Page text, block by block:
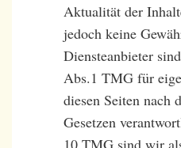
Aktualität der
jedoch keine
Diensteanbieter
Abs.1 TMG für
diesen Seiten nach
Gesetzen